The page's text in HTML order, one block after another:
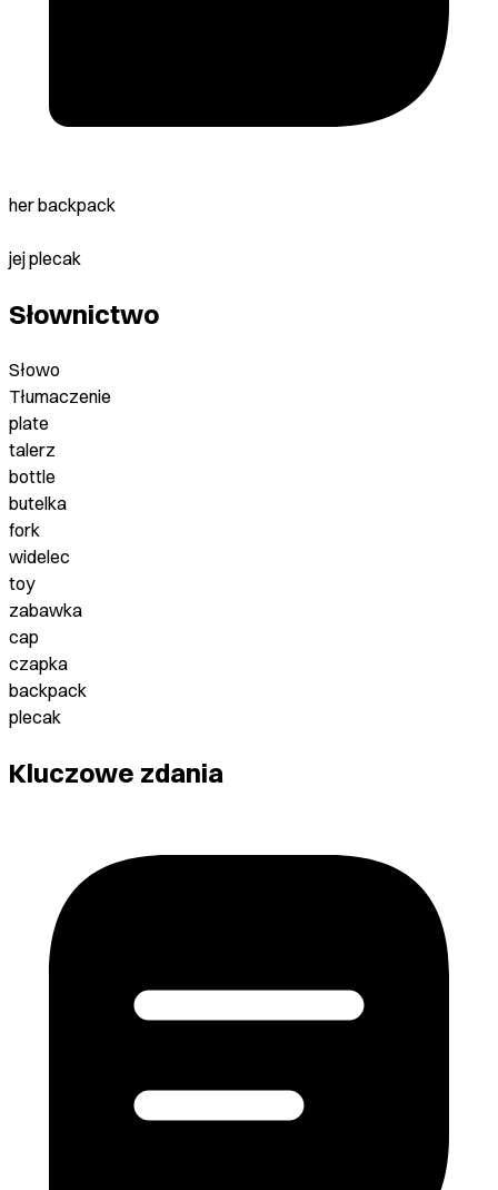
her backpack
jej plecak
Słownictwo
Słowo
Tłumaczenie
plate
talerz
bottle
butelka
fork
widelec
toy
zabawka
cap
czapka
backpack
plecak
Kluczowe zdania